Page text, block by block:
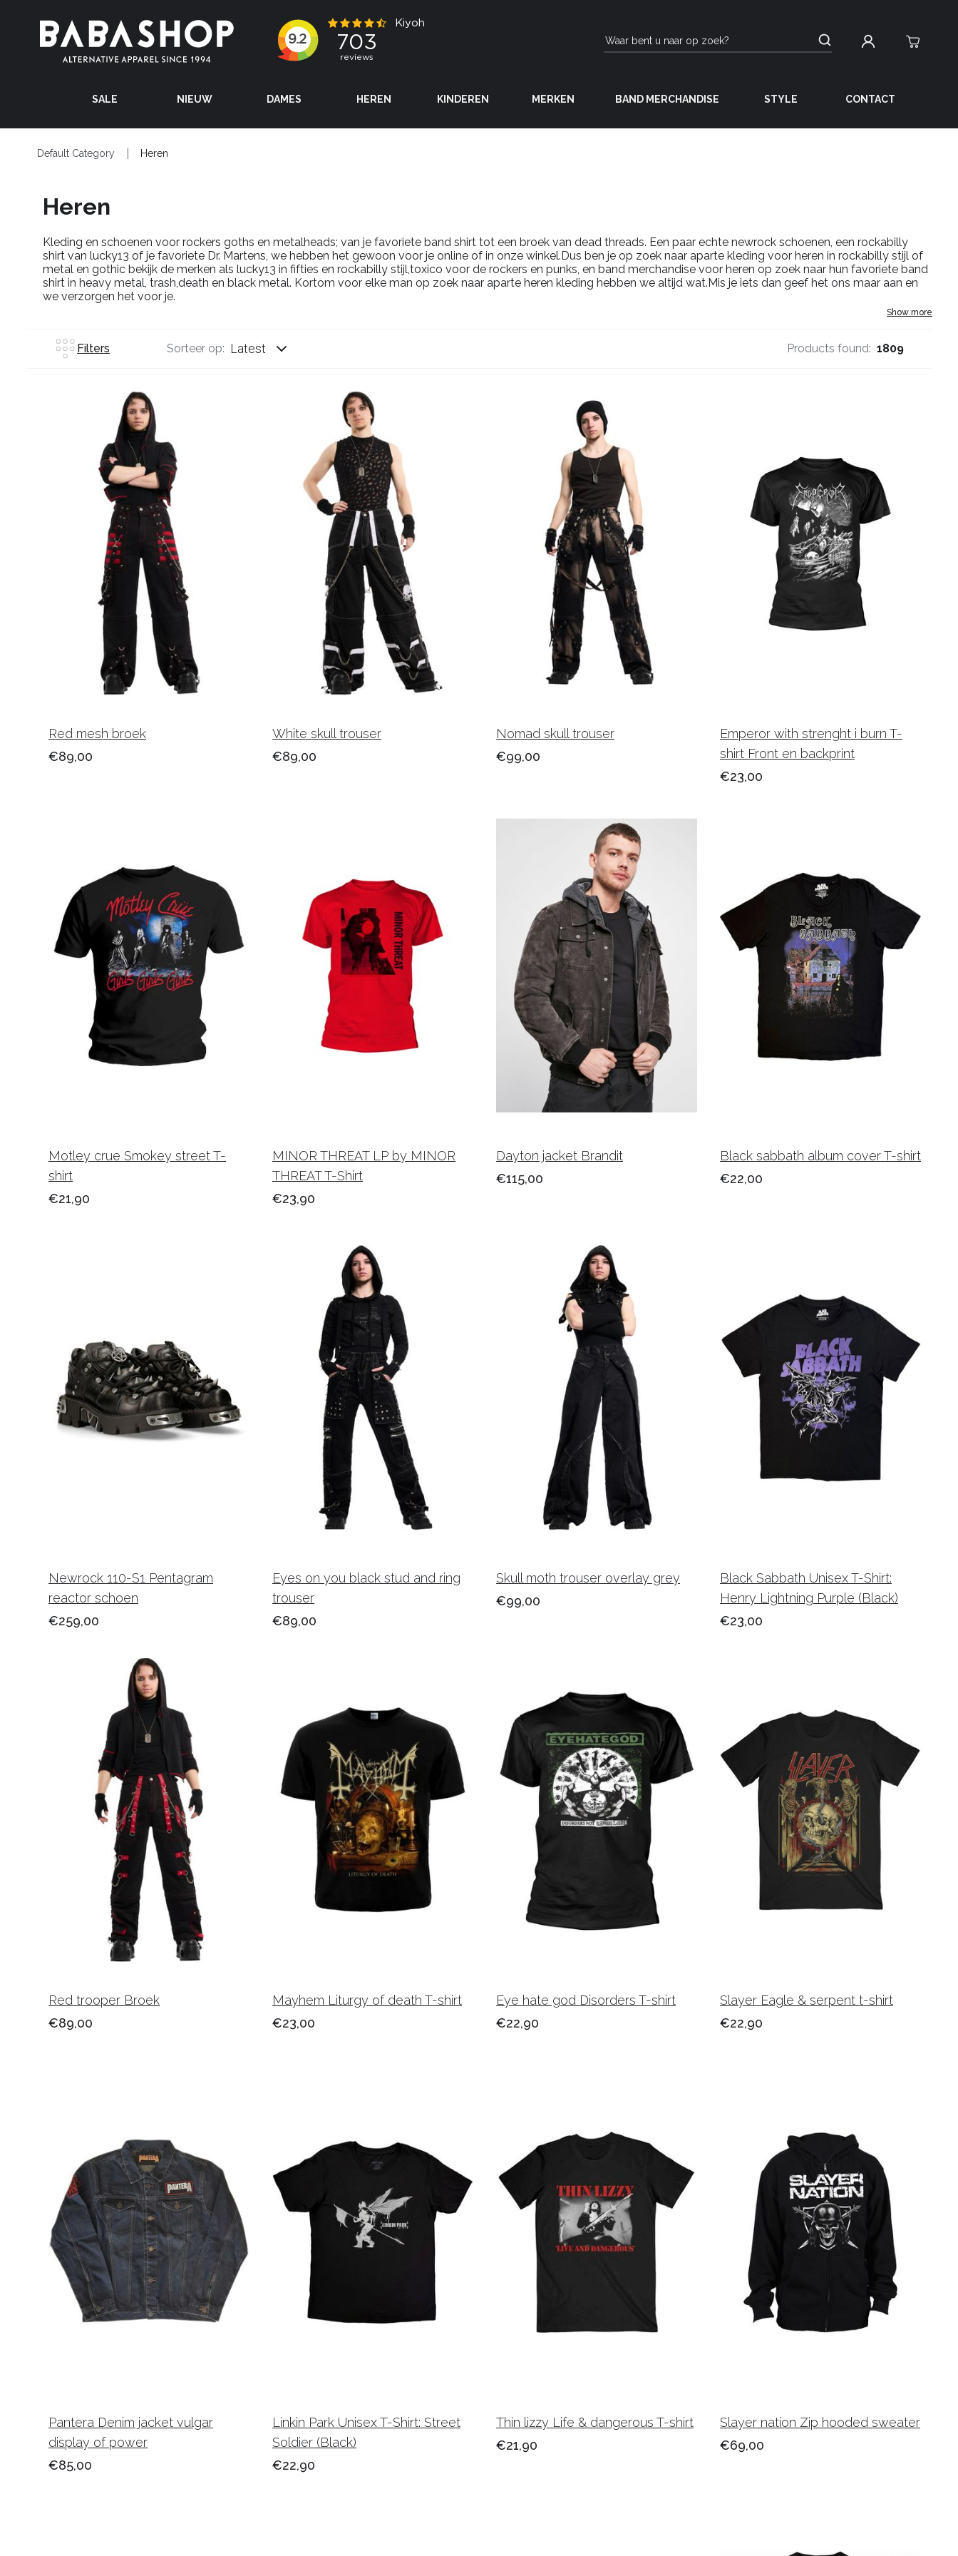
SALE NIEUW DAMES HEREN KINDEREN MERKEN BAND MERCHANDISE STYLE CONTACT
Default Category Heren
Heren
Kleding en schoenen voor rockers goths en metalheads; van je favoriete band shirt tot een broek van dead threads. Een paar echte newrock schoenen, een rockabilly
shirt van lucky13 of je favoriete Dr. Martens, we hebben het gewoon voor je online of in onze winkel.Dus ben je op zoek naar aparte kleding voor heren in rockabilly stijl of
metal en gothic bekijk de merken als lucky13 in fifties en rockabilly stijl,toxico voor de rockers en punks, en band merchandise voor heren op zoek naar hun favoriete band
shirt in heavy metal, trash,death en black metal. Kortom voor elke man op zoek naar aparte heren kleding hebben we altijd wat.Mis je iets dan geef het ons maar aan en
we verzorgen het voor je.
Show more
Filters Sorteer op: Latest Products found: 1809
Red mesh broek
€89,00
White skull trouser
€89,00
Nomad skull trouser
€99,00
Emperor with strenght i burn T-
shirt Front en backprint
€23,00
Motley crue Smokey street T-
shirt
€21,90
MINOR THREAT LP by MINOR
THREAT T-Shirt
€23,90
Dayton jacket Brandit
€115,00
Black sabbath album cover T-shirt
€22,00
Newrock 110-S1 Pentagram
reactor schoen
€259,00
Eyes on you black stud and ring
trouser
€89,00
Skull moth trouser overlay grey
€99,00
Black Sabbath Unisex T-Shirt:
Henry Lightning Purple (Black)
€23,00
Red trooper Broek
€89,00
Mayhem Liturgy of death T-shirt
€23,00
Eye hate god Disorders T-shirt
€22,90
Slayer Eagle & serpent t-shirt
€22,90
Pantera Denim jacket vulgar
display of power
€85,00
Linkin Park Unisex T-Shirt: Street
Soldier (Black)
€22,90
Thin lizzy Life & dangerous T-shirt
€21,90
Slayer nation Zip hooded sweater
€69,00